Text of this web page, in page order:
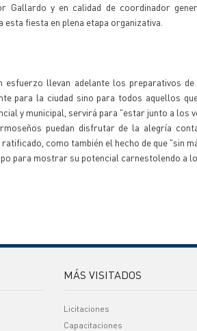
Gallardo y en calidad de coordinador
esta fiesta en plena etapa organizativa.
llevan adelante los preparativos de
para la ciudad sino para todos aquellos
y municipal, servirá para "estar junto a los
puedan disfrutar de la alegría
como también el hecho de que "sin
para mostrar su potencial carnestolendo a
MÁS VISITADOS
Licitaciones
Capacitaciones